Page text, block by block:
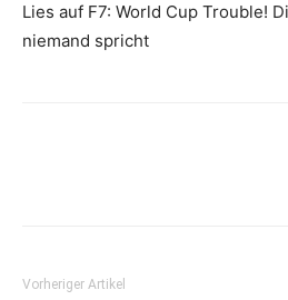
Lies auf F7: World Cup Trouble!
niemand spricht
Vorheriger Artikel